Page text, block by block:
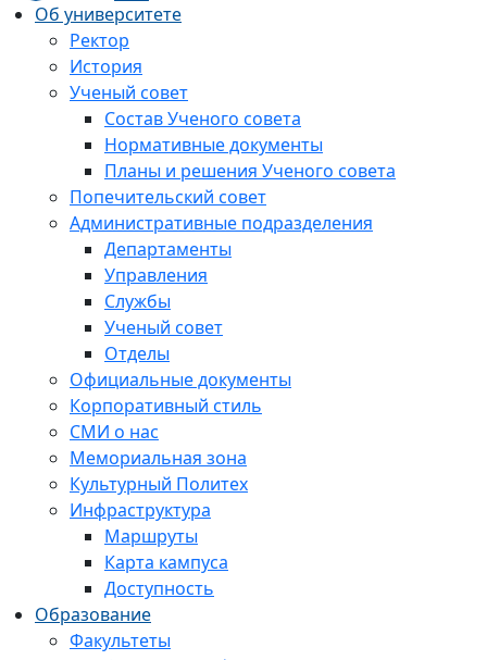
Об университете
Ректор
История
Ученый совет
Состав Ученого совета
Нормативные документы
Планы и решения Ученого совета
Попечительский совет
Административные подразделения
Департаменты
Управления
Службы
Ученый совет
Отделы
Официальные документы
Корпоративный стиль
СМИ о нас
Мемориальная зона
Культурный Политех
Инфраструктура
Маршруты
Карта кампуса
Доступность
Образование
Факультеты